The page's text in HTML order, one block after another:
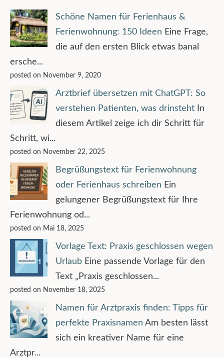
Schöne Namen für Ferienhaus &
Ferienwohnung: 150 Ideen Eine Frage,
die auf den ersten Blick etwas banal
ersche...
posted on November 9, 2020
Arztbrief übersetzen mit ChatGPT: So
verstehen Patienten, was drinsteht
In
diesem Artikel zeige ich dir Schritt für
Schritt, wi...
posted on November 22, 2025
Begrüßungstext für Ferienwohnung
oder Ferienhaus schreiben Ein
gelungener Begrüßungstext für Ihre
Ferienwohnung od...
posted on Mai 18, 2025
Vorlage Text: Praxis geschlossen wegen
Urlaub Eine passende Vorlage für den
Text „Praxis geschlossen...
posted on November 18, 2025
Namen für Arztpraxis finden: Tipps für
perfekte Praxisnamen Am besten lässt
sich ein kreativer Name für eine
Arztpr...